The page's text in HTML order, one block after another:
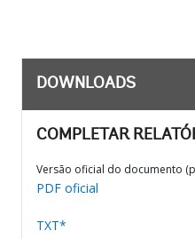
DOWNLOADS
COMPLETAR
Versão oficial do documento
PDF oficial
TXT*